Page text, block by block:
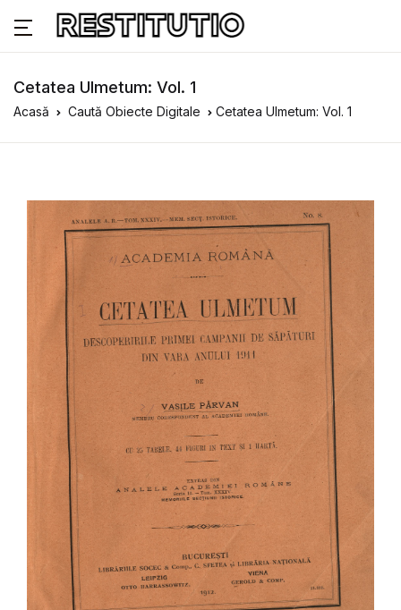
Cetatea Ulmetum: Vol. 1
Acasă Caută Obiecte Digitale Cetatea Ulmetum: Vol. 1